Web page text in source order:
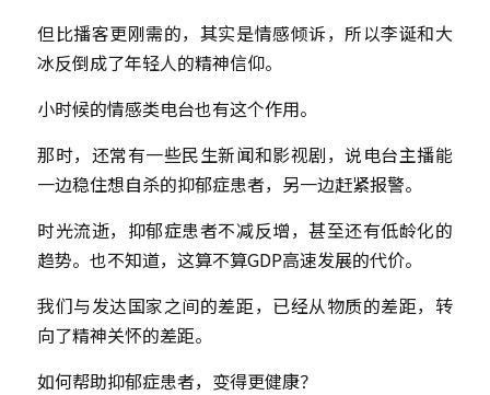
但比播客更刚需的，其实是情感倾诉，所以李诞和大
冰反倒成了年轻人的精神信仰。
小时候的情感类电台也有这个作用。
那时，还常有一些民生新闻和影视剧，说电台主播能
一边稳住想自杀的抑郁症患者，另一边赶紧报警。
时光流逝，抑郁症患者不减反增，甚至还有低龄化的
趋势。也不知道，这算不算GDP高速发展的代价。
我们与发达国家之间的差距，已经从物质的差距，转
向了精神关怀的差距。
如何帮助抑郁症患者，变得更健康？